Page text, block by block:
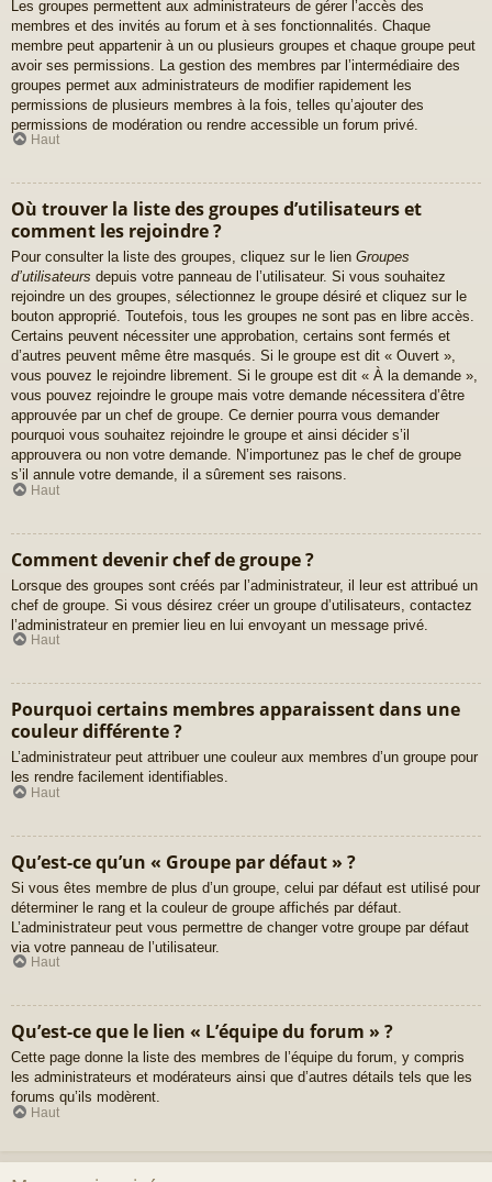
Les groupes permettent aux administrateurs de gérer l’accès des
membres et des invités au forum et à ses fonctionnalités. Chaque
membre peut appartenir à un ou plusieurs groupes et chaque groupe peut
avoir ses permissions. La gestion des membres par l’intermédiaire des
groupes permet aux administrateurs de modifier rapidement les
permissions de plusieurs membres à la fois, telles qu’ajouter des
permissions de modération ou rendre accessible un forum privé.
Haut
Où trouver la liste des groupes d’utilisateurs et
comment les rejoindre ?
Pour consulter la liste des groupes, cliquez sur le lien Groupes
d’utilisateurs depuis votre panneau de l’utilisateur. Si vous souhaitez
rejoindre un des groupes, sélectionnez le groupe désiré et cliquez sur le
bouton approprié. Toutefois, tous les groupes ne sont pas en libre accès.
Certains peuvent nécessiter une approbation, certains sont fermés et
d’autres peuvent même être masqués. Si le groupe est dit « Ouvert »,
vous pouvez le rejoindre librement. Si le groupe est dit « À la demande »,
vous pouvez rejoindre le groupe mais votre demande nécessitera d’être
approuvée par un chef de groupe. Ce dernier pourra vous demander
pourquoi vous souhaitez rejoindre le groupe et ainsi décider s’il
approuvera ou non votre demande. N’importunez pas le chef de groupe
s’il annule votre demande, il a sûrement ses raisons.
Haut
Comment devenir chef de groupe ?
Lorsque des groupes sont créés par l’administrateur, il leur est attribué un
chef de groupe. Si vous désirez créer un groupe d’utilisateurs, contactez
l’administrateur en premier lieu en lui envoyant un message privé.
Haut
Pourquoi certains membres apparaissent dans une
couleur différente ?
L’administrateur peut attribuer une couleur aux membres d’un groupe pour
les rendre facilement identifiables.
Haut
Qu’est-ce qu’un « Groupe par défaut » ?
Si vous êtes membre de plus d’un groupe, celui par défaut est utilisé pour
déterminer le rang et la couleur de groupe affichés par défaut.
L’administrateur peut vous permettre de changer votre groupe par défaut
via votre panneau de l’utilisateur.
Haut
Qu’est-ce que le lien « L’équipe du forum » ?
Cette page donne la liste des membres de l’équipe du forum, y compris
les administrateurs et modérateurs ainsi que d’autres détails tels que les
forums qu’ils modèrent.
Haut